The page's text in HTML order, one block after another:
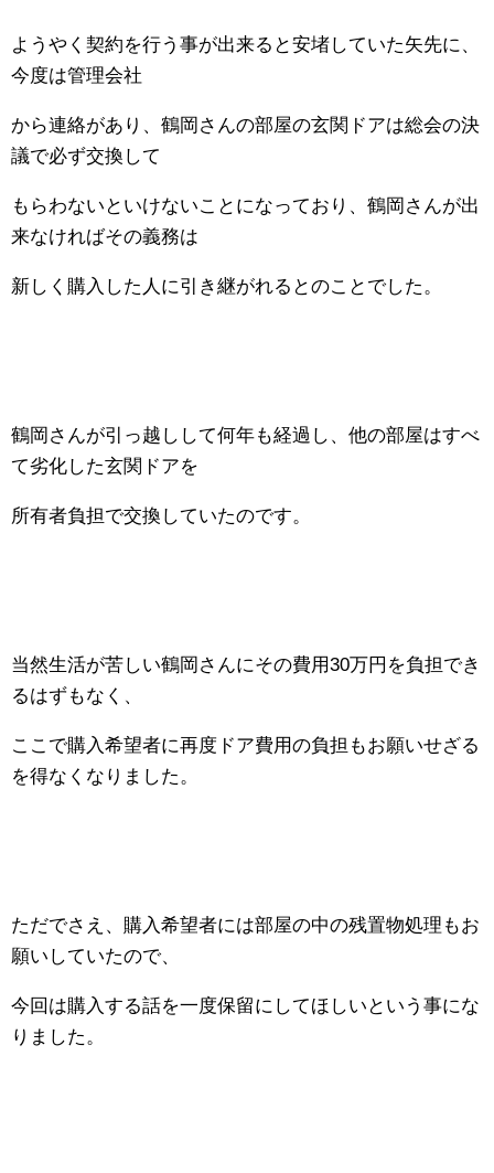
ようやく契約を行う事が出来ると安堵していた矢先に、
今度は管理会社
から連絡があり、鶴岡さんの部屋の玄関ドアは総会の決
議で必ず交換して
もらわないといけないことになっており、鶴岡さんが出
来なければその義務は
新しく購入した人に引き継がれるとのことでした。
鶴岡さんが引っ越しして何年も経過し、他の部屋はすべ
て劣化した玄関ドアを
所有者負担で交換していたのです。
当然生活が苦しい鶴岡さんにその費用30万円を負担でき
るはずもなく、
ここで購入希望者に再度ドア費用の負担もお願いせざる
を得なくなりました。
ただでさえ、購入希望者には部屋の中の残置物処理もお
願いしていたので、
今回は購入する話を一度保留にしてほしいという事にな
りました。